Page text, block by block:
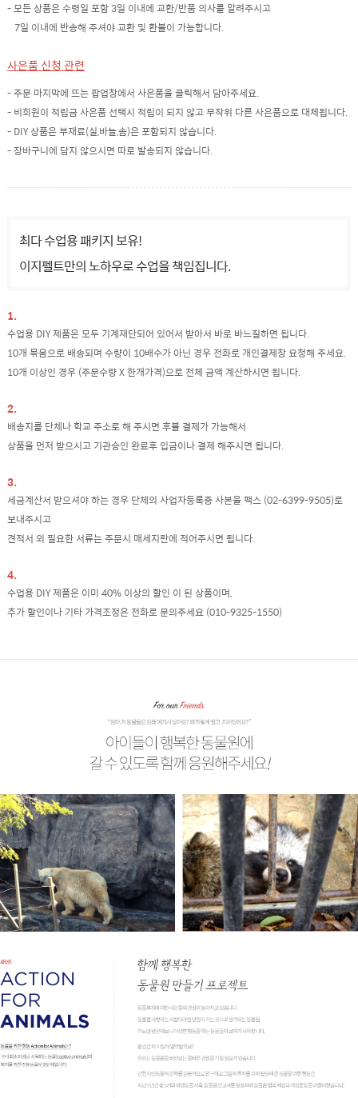
- 모든 상품은 수령일 포함 3일 이내에 교환/반품 의사를 알려주시고
7일 이내에 반송해 주셔야 교환 및 환불이 가능합니다.
사은품 신청 관련
- 주문 마지막에 뜨는 팝업창에서 사은품을 클릭해서 담아주세요.
- 비회원이 적립금 사은품 선택시 적립이 되지 않고 무작위 다른 사은품으로 대체됩니다.
- DIY 상품은 부재료(실,바늘,솜)은 포함되지 않습니다.
- 장바구니에 담지 않으시면 따로 발송되지 않습니다.
최다 수업용 패키지 보유!
이지펠트만의 노하우로 수업을 책임집니다.
1.
수업용 DIY 제품은 모두 기계재단되어 있어서 받아서 바로 바느질하면 됩니다.
10개 묶음으로 배송되며 수량이 10배수가 아닌 경우 전화로 개인결제창 요청해 주세요.
10개 이상인 경우 (주문수량 X 한개가격)으로 전체 금액 계산하시면 됩니다.
2.
배송지를 단체나 학교 주소로 해 주시면 후불 결제가 가능해서
상품을 먼저 받으시고 기관승인 완료후 입금이나 결제 해주시면 됩니다.
3.
세금계산서 받으셔야 하는 경우 단체의 사업자등록증 사본을 팩스 (02-6399-9505)로
보내주시고
견적서 외 필요한 서류는 주문시 매세지란에 적어주시면 됩니다.
4.
수업용 DIY 제품은 이미 40% 이상의 할인 이 된 상품이며,
추가 할인이나 기타 가격조정은 전화로 문의주세요 (010-9325-1550)